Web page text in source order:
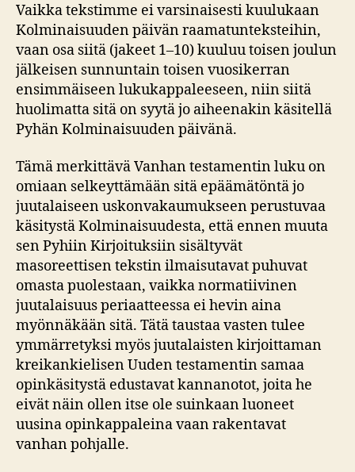
Vaikka tekstimme ei varsinaisesti kuulukaan
Kolminaisuuden päivän raamatunteksteihin,
vaan osa siitä (jakeet 1–10) kuuluu toisen joulun
jälkeisen sunnuntain toisen vuosikerran
ensimmäiseen lukukappaleeseen, niin siitä
huolimatta sitä on syytä jo aiheenakin käsitellä
Pyhän Kolminaisuuden päivänä.
Tämä merkittävä Vanhan testamentin luku on
omiaan selkeyttämään sitä epäämätöntä jo
juutalaiseen uskonvakaumukseen perustuvaa
käsitystä Kolminaisuudesta, että ennen muuta
sen Pyhiin Kirjoituksiin sisältyvät
masoreettisen tekstin ilmaisutavat puhuvat
omasta puolestaan, vaikka normatiivinen
juutalaisuus periaatteessa ei hevin aina
myönnäkään sitä. Tätä taustaa vasten tulee
ymmärretyksi myös juutalaisten kirjoittaman
kreikankielisen Uuden testamentin samaa
opinkäsitystä edustavat kannanotot, joita he
eivät näin ollen itse ole suinkaan luoneet
uusina opinkappaleina vaan rakentavat
vanhan pohjalle.